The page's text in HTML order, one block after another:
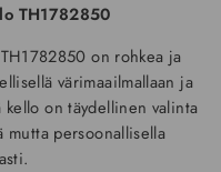
TH1782850
on rohkea ja
värimaailmallaan ja
kello on täydellinen valinta
mutta persoonallisella